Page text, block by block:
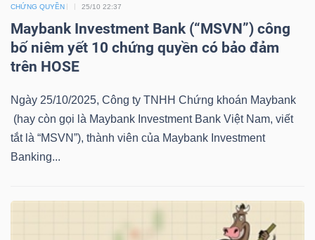
CHỨNG QUYỀN 25/10 22:37
Maybank Investment Bank (“MSVN”) công
bố niêm yết 10 chứng quyền có bảo đảm
trên HOSE
Ngày 25/10/2025, Công ty TNHH Chứng khoán Maybank
(hay còn gọi là Maybank Investment Bank Việt Nam, viết
tắt là “MSVN”), thành viên của Maybank Investment
Banking...
NGUYÊN
VẬT